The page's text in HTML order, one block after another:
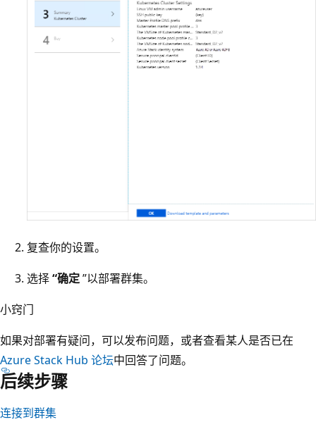
复查你的设置。
选择“确定”以部署群集。
小窍门
如果对部署有疑问，可以发布问题，或者查看某人是否已在
Azure Stack Hub 论坛中回答了问题。
后续步骤
连接到群集